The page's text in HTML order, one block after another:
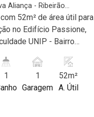
Aliança - Ribeirão
52m² de área útil para
no Edifício Passione,
UNIP - Bairro
deste
Martinelli Imobiliária
- 52m² de área
1
1
Garagem
52m²
A. Útil